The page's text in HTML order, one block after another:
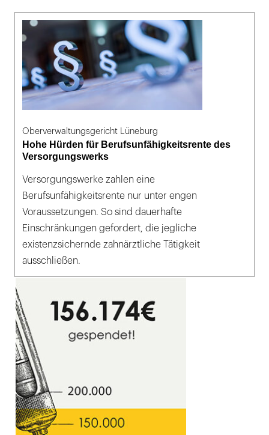
Oberverwaltungsgericht Lüneburg
Hohe Hürden für Berufsunfähigkeitsrente des
Versorgungswerks
Versorgungswerke zahlen eine
Berufsunfähigkeitsrente nur unter engen
Voraussetzungen. So sind dauerhafte
Einschränkungen gefordert, die jegliche
existenzsichernde zahnärztliche Tätigkeit
ausschließen.